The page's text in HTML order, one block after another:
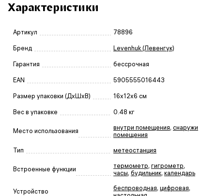
Характеристики
Артикул 78896
Бренд Levenhuk (Левенгук)
Гарантия бессрочная
EAN 5905555016443
Размер упаковки (ДxШxВ) 16x12x6 см
Вес в упаковке 0.48 кг
Место использования внутри помещения, снаружи
помещения
Тип метеостанция
Встроенные функции термометр, гигрометр,
часы, будильник, календарь
Устройство беспроводная, цифровая,